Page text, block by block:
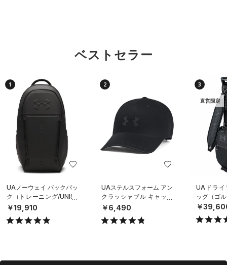
ベストセラー
1
UAノーウェイ バックパッ
ク（トレーニング/UNISE
X）
￥19,910
2
UAステルスフォーム アン
クラッシャブル キャップ
（ライフスタイル/UNISE
X）
￥6,490
3
直営限定
UAドライ
ッグ（ゴ
￥